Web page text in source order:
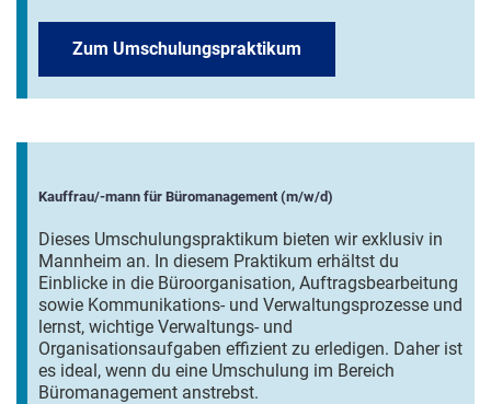
Zum Umschulungspraktikum
Kauffrau/-mann für Büromanagement (m/w/d)
Dieses Umschulungspraktikum bieten wir exklusiv in
Mannheim an. In diesem Praktikum erhältst du
Einblicke in die Büroorganisation, Auftragsbearbeitung
sowie Kommunikations- und Verwaltungsprozesse und
lernst, wichtige Verwaltungs- und
Organisationsaufgaben effizient zu erledigen. Daher ist
es ideal, wenn du eine Umschulung im Bereich
Büromanagement anstrebst.